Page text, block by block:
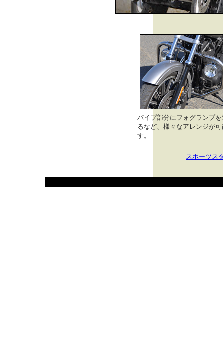
パイプ部分にフォグランプを
るなど、様々なアレンジが可
す。
スポーツス